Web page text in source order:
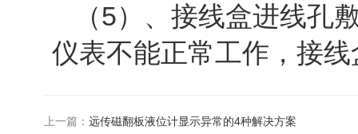
（5）、接线盒进线孔
仪表不能正常工作，接
上一篇： 远传磁翻板液位计显示异常的4种解决方案